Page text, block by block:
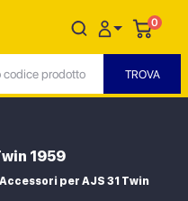
0
1959
per AJS 31 Twin